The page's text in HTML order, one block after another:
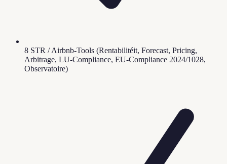
8 STR / Airbnb-Tools (Rentabilitéit, Forecast, Pricing,
Arbitrage, LU-Compliance, EU-Compliance 2024/1028,
Observatoire)